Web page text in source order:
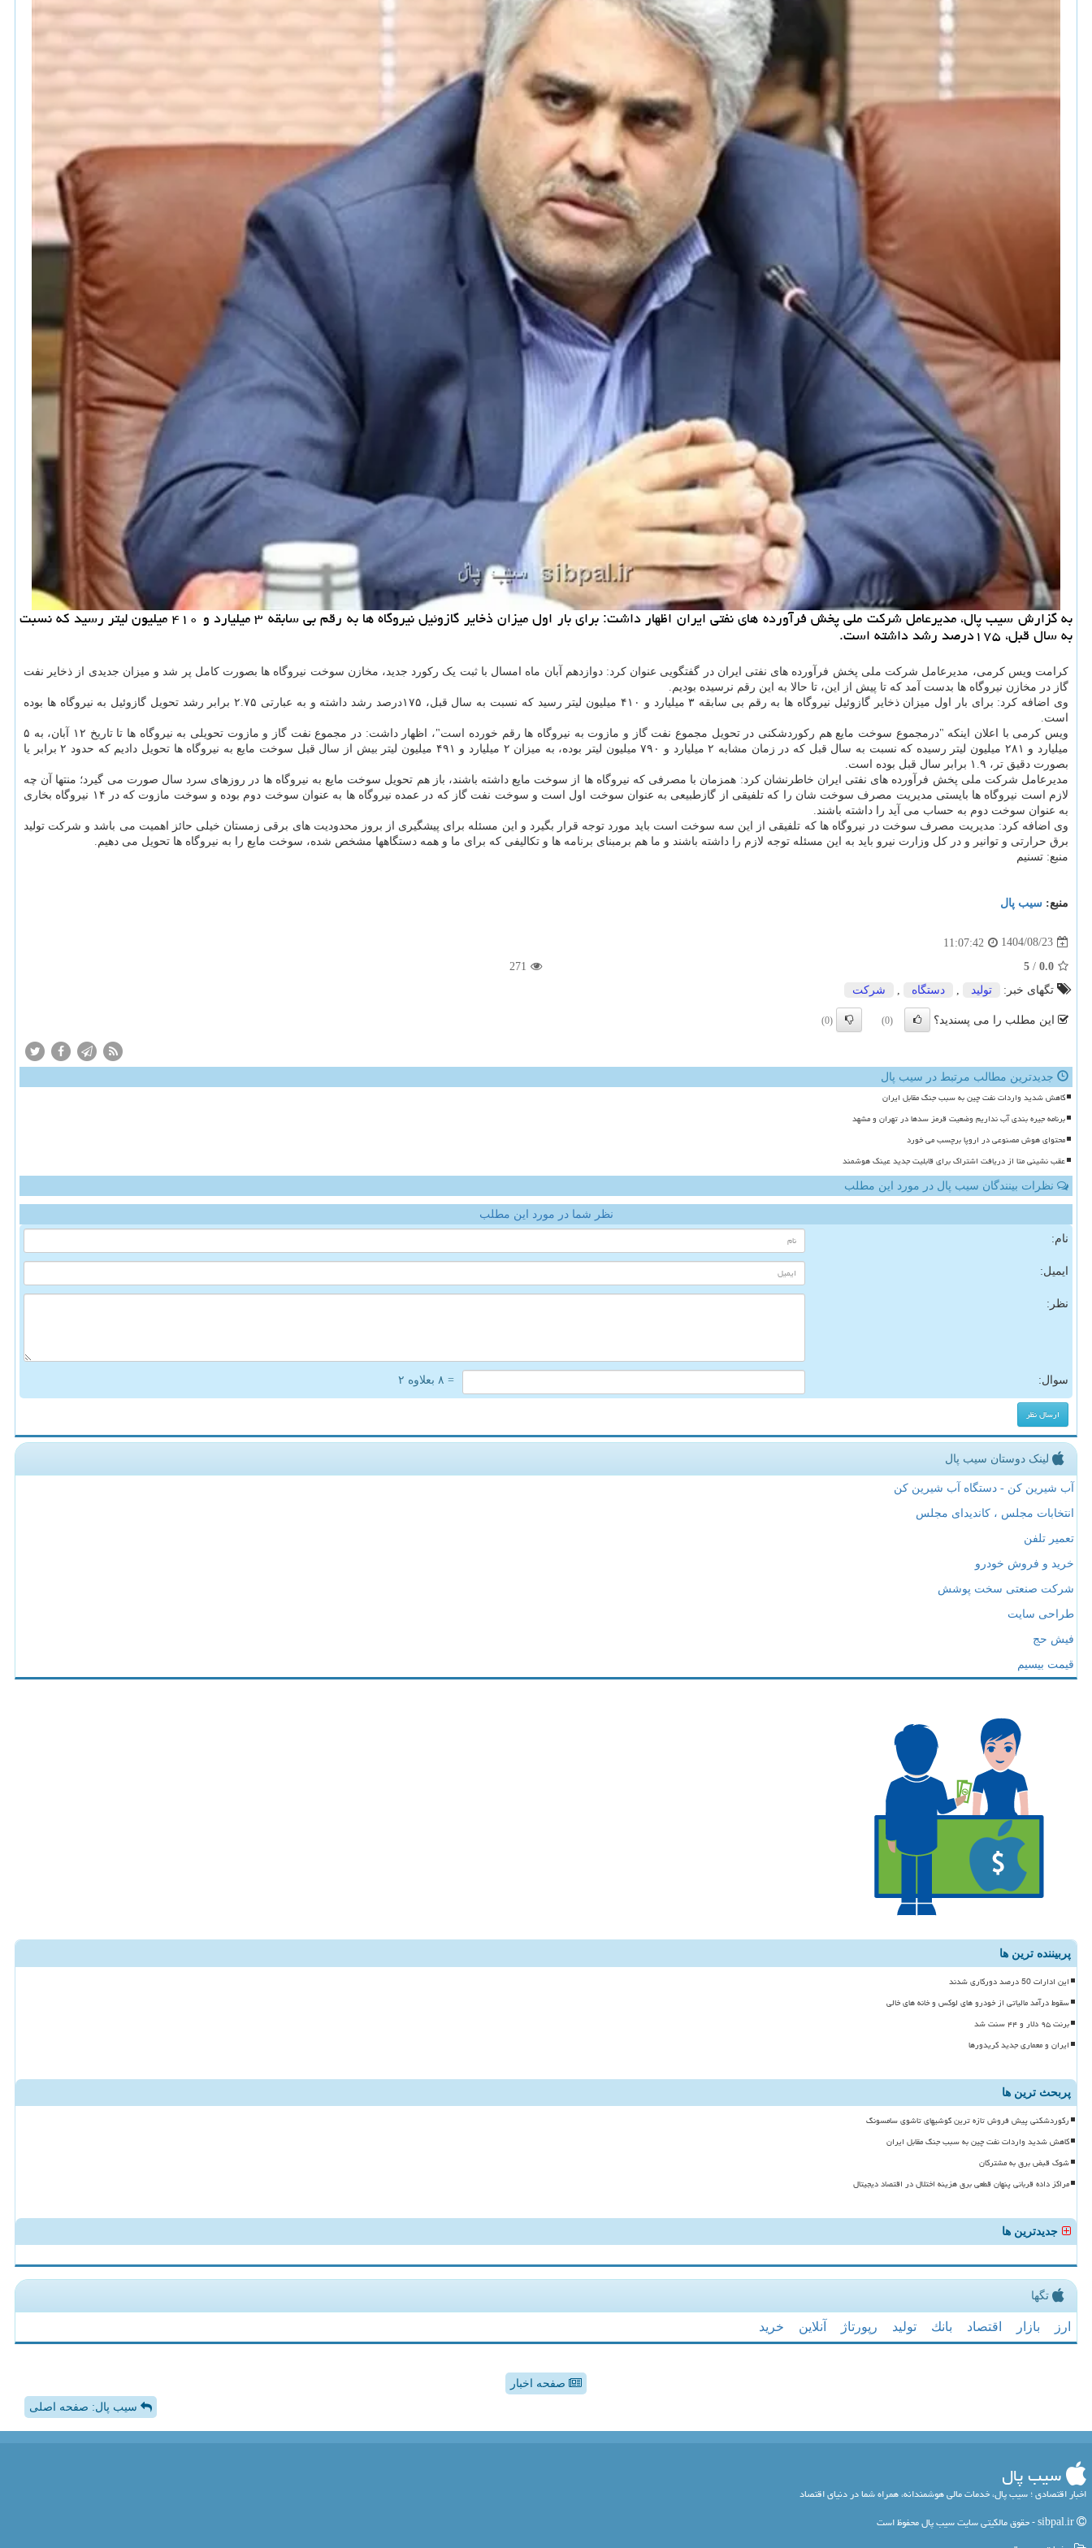
به گزارش سیب پال، مدیرعامل شرکت ملی پخش فرآورده های نفتی ایران اظهار داشت: برای بار اول میزان ذخایر گازوئیل نیروگاه ها به رقم بی سابقه ۳ میلیارد و ۴۱۰ میلیون لیتر رسید که نسبت
به سال قبل، ۱۷۵درصد رشد داشته است.
کرامت ویس کرمی، مدیرعامل شرکت ملی پخش فرآورده های نفتی ایران در گفتگویی عنوان کرد: دوازدهم آبان ماه امسال با ثبت یک رکورد جدید، مخازن سوخت نیروگاه ها بصورت کامل پر شد و میزان جدیدی از ذخایر نفت
گاز در مخازن نیروگاه ها بدست آمد که تا پیش از این، تا حالا به این رقم نرسیده بودیم.
وی اضافه کرد: برای بار اول میزان ذخایر گازوئیل نیروگاه ها به رقم بی سابقه ۳ میلیارد و ۴۱۰ میلیون لیتر رسید که نسبت به سال قبل، ۱۷۵درصد رشد داشته و به عبارتی ۲.۷۵ برابر رشد تحویل گازوئیل به نیروگاه ها بوده
است.
ویس کرمی با اعلان اینکه "درمجموع سوخت مایع هم رکوردشکنی در تحویل مجموع نفت گاز و مازوت به نیروگاه ها رقم خورده است"، اظهار داشت: در مجموع نفت گاز و مازوت تحویلی به نیروگاه ها تا تاریخ ۱۲ آبان، به ۵
میلیارد و ۲۸۱ میلیون لیتر رسیده که نسبت به سال قبل که در زمان مشابه ۲ میلیارد و ۷۹۰ میلیون لیتر بوده، به میزان ۲ میلیارد و ۴۹۱ میلیون لیتر بیش از سال قبل سوخت مایع به نیروگاه ها تحویل دادیم که حدود ۲ برابر یا
بصورت دقیق تر، ۱.۹ برابر سال قبل بوده است.
مدیرعامل شرکت ملی پخش فرآورده های نفتی ایران خاطرنشان کرد: همزمان با مصرفی که نیروگاه ها از سوخت مایع داشته باشند، باز هم تحویل سوخت مایع به نیروگاه ها در روزهای سرد سال صورت می گیرد؛ منتها آن چه
لازم است نیروگاه ها بایستی مدیریت مصرف سوخت شان را که تلفیقی از گازطبیعی به عنوان سوخت اول است و سوخت نفت گاز که در عمده نیروگاه ها به عنوان سوخت دوم بوده و سوخت مازوت که در ۱۴ نیروگاه بخاری
به عنوان سوخت دوم به حساب می آید را داشته باشند.
وی اضافه کرد: مدیریت مصرف سوخت در نیروگاه ها که تلفیقی از این سه سوخت است باید مورد توجه قرار بگیرد و این مسئله برای پیشگیری از بروز محدودیت های برقی زمستان خیلی حائز اهمیت می باشد و شرکت تولید
برق حرارتی و توانیر و در کل وزارت نیرو باید به این مسئله توجه لازم را داشته باشند و ما هم برمبنای برنامه ها و تکالیفی که برای ما و همه دستگاهها مشخص شده، سوخت مایع را به نیروگاه ها تحویل می دهیم.
منبع: تسنیم
منبع: سیب پال
1404/08/23
11:07:42
0.0
/
5
271
تگهای خبر:
تولید , دستگاه , شركت
این مطلب را می پسندید؟ (0)
(0)
جدیدترین مطالب مرتبط در سیب پال
کاهش شدید واردات نفت چین به سبب جنگ مقابل ایران
برنامه جیره بندی آب نداریم وضعیت قرمز سدها در تهران و مشهد
محتوای هوش مصنوعی در اروپا برچسب می خورد
عقب نشینی متا از دریافت اشتراک برای قابلیت جدید عینک هوشمند
نظرات بینندگان سیب پال در مورد این مطلب
نظر شما در مورد این مطلب
نام:
ایمیل:
نظر:
سوال: = ۸ بعلاوه ۲
لینک دوستان سیب پال
آب شیرین کن - دستگاه آب شیرین کن
انتخابات مجلس ، کاندیدای مجلس
تعمیر تلفن
خرید و فروش خودرو
شرکت صنعتی سخت پوشش
طراحی سایت
فیش حج
قیمت بیسیم
پربیننده ترین ها
این ادارات 50 درصد دورکاری شدند
سقوط درآمد مالیاتی از خودرو های لوکس و خانه های خالی
برنت ۹۵ دلار و ۴۴ سنت شد
ایران و معماری جدید کریدورها
پربحث ترین ها
رکوردشکنی پیش فروش تازه ترین گوشیهای تاشوی سامسونگ
کاهش شدید واردات نفت چین به سبب جنگ مقابل ایران
شوک قبض برق به مشترکان
مراکز داده قربانی پنهان قطعی برق هزینه اختلال در اقتصاد دیجیتال
جدیدترین ها
تگها
ارز بازار اقتصاد بانك تولید رپورتاژ آنلاین خرید
صفحه اخبار
سیب پال: صفحه اصلی
سیب پال
اخبار اقتصادی ؛ سیب پال، خدمات مالی هوشمندانه، همراه شما در دنیای اقتصاد